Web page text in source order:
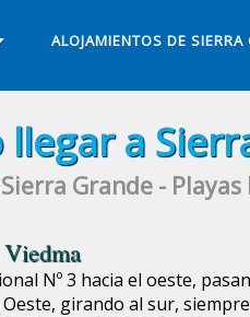
ALOJAMIENTOS DE SIERRA
llegar a
Grande -
Viedma
Nº 3 hacia el oeste,
girando al sur,